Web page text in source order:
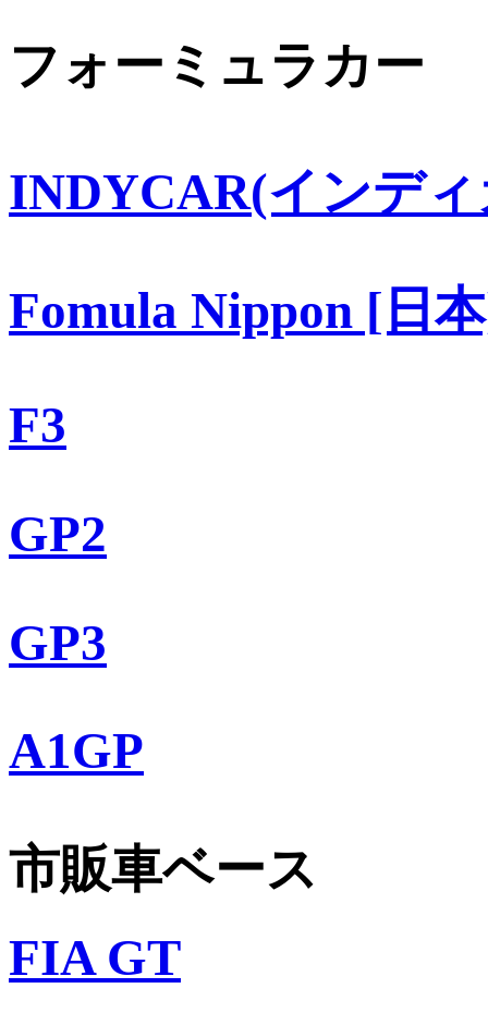
フォーミュラカー
INDYCAR(インデ
Fomula Nippon [日
F3
GP2
GP3
A1GP
市販車ベース
FIA GT